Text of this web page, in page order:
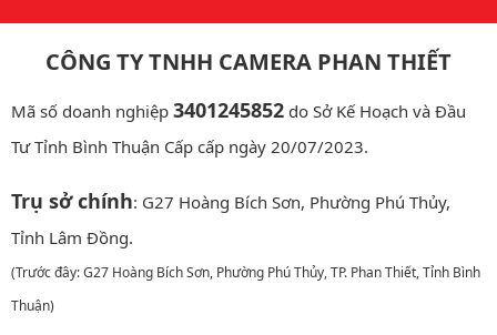
CÔNG TY TNHH CAMERA PHAN THIẾT
Mã số doanh nghiệp 3401245852 do Sở Kế Hoạch và Đầu
Tư Tỉnh Bình Thuận Cấp cấp ngày 20/07/2023.
Trụ sở chính: G27 Hoàng Bích Sơn, Phường Phú Thủy,
Tỉnh Lâm Đồng.
(Trước đây: G27 Hoàng Bích Sơn, Phường Phú Thủy, TP. Phan Thiết, Tỉnh Bình
Thuận)